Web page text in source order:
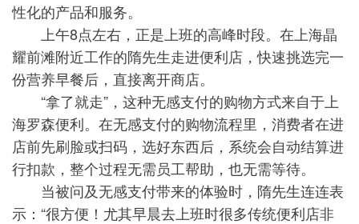
性化的产品和服务。
上午8点左右，正是上班的高峰时段。在上海晶
耀前滩附近工作的隋先生走进便利店，快速挑选完一
份营养早餐后，直接离开商店。
“拿了就走”，这种无感支付的购物方式来自于上
海罗森便利。在无感支付的购物流程里，消费者在进
店前先刷脸或扫码，选好东西后，系统会自动结算进
行扣款，整个过程无需员工帮助，也无需等待。
当被问及无感支付带来的体验时，隋先生连连表
示：“很方便！尤其早晨去上班时很多传统便利店非